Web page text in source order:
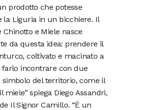
prodotto che potesse
la Liguria in un bicchiere. Il
Chinotto e Miele nasce
da questa idea: prendere il
coltivato e macinato a
farlo incontrare con due
simbolo del territorio, come il
miele” spiega Diego Assandri,
Il Signor Camillo. “È un